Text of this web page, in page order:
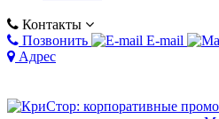
Контакты
Позвонить
E-mail
Адрес